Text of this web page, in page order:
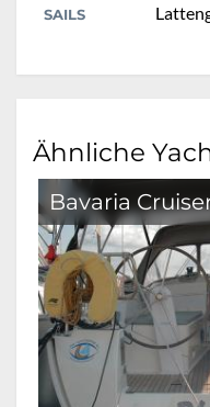
SAILS
Ähnliche
Bavaria